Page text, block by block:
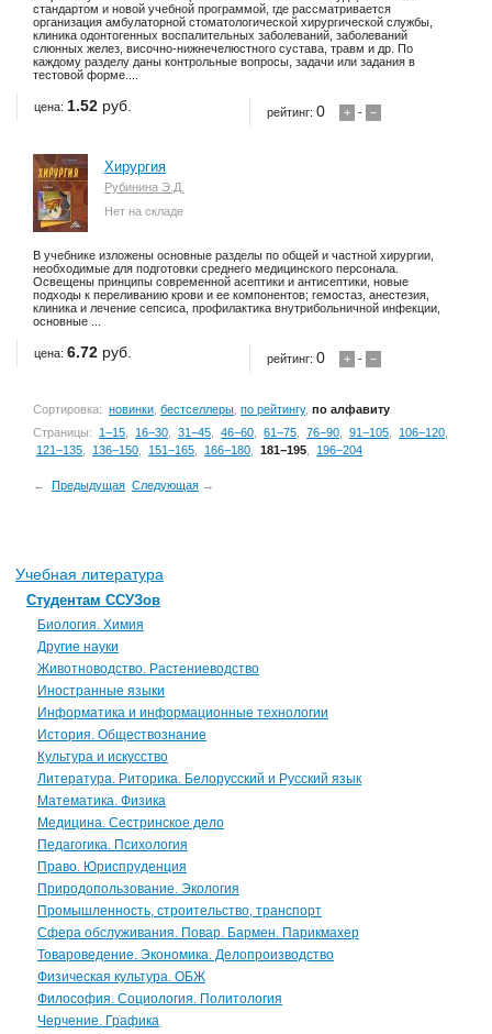
стандартом и новой учебной программой, где рассматривается
организация амбулаторной стоматологической хирургической службы,
клиника одонтогенных воспалительных заболеваний, заболеваний
слюнных желез, височно-нижнечелюстного сустава, травм и др. По
каждому разделу даны контрольные вопросы, задачи или задания в
тестовой форме....
рейтинг:0 + - −
цена: 1.52 руб.
Хирургия
Рубинина Э.Д.
Нет на складе
В учебнике изложены основные разделы по общей и частной хирургии,
необходимые для подготовки среднего медицинского персонала.
Освещены принципы современной асептики и антисептики, новые
подходы к переливанию крови и ее компонентов; гемостаз, анестезия,
клиника и лечение сепсиса, профилактика внутрибольничной инфекции,
основные ...
рейтинг:0 + - −
цена: 6.72 руб.
Сортировка: новинки бестселлеры по рейтингу, по алфавиту
Страницы:
1−15 16−30 31−45 46−60 61−75 76−90 91−105 106−120
121−135
136−150 151−165 166−180 181−195 196−204
← Предыдущая Следующая →
Учебная литература
Студентам ССУЗов
Биология. Химия
Другие науки
Животноводство. Растениеводство
Иностранные языки
Информатика и информационные технологии
История. Обществознание
Культура и искусство
Литература. Риторика. Белорусский и Русский язык
Математика. Физика
Медицина. Сестринское дело
Педагогика. Психология
Право. Юриспруденция
Природопользование. Экология
Промышленность, строительство, транспорт
Сфера обслуживания. Повар. Бармен. Парикмахер
Товароведение. Экономика. Делопроизводство
Физическая культура. ОБЖ
Философия. Социология. Политология
Черчение. Графика